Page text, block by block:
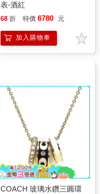
表-酒紅
68 折 特價 6780 元
加入購物車
COACH 玻璃水鑽三圓環